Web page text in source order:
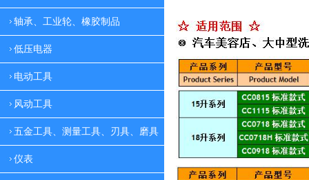
轴承、工业轮、橡胶制品
低压电器
电动工具
风动工具
五金工具、测量工具、刃具、磨具
仪表